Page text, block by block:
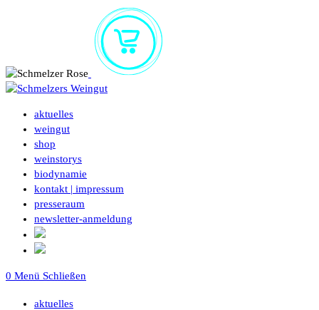
aktuelles
weingut
shop
weinstorys
biodynamie
kontakt | impressum
presseraum
newsletter-anmeldung
0 Menü Schließen
aktuelles